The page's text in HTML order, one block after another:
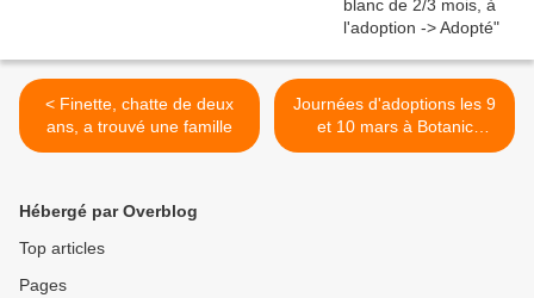
< Finette, chatte de deux
ans, a trouvé une famille
Journées d'adoptions les 9
et 10 mars à Botanic
Labège >
Hébergé par Overblog
Top articles
Pages